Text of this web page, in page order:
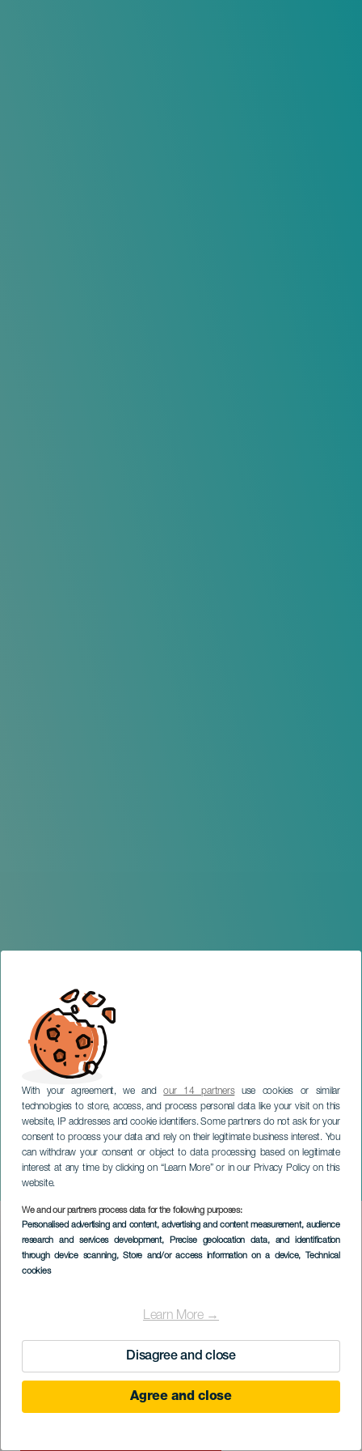
With your agreement, we andour 14 partnersuse cookies or similar
technologies to store, access, and process personal data like your visit on this
website, IP addresses and cookie identifiers. Some partners do not ask for your
consent to process your data and rely on their legitimate business interest. You
can withdraw your consent or object to data processing based on legitimate
interest at any time by clicking on “Learn More” or in our Privacy Policy on this
website.
We and our partners process data for the following purposes:
Personalised advertising and content, advertising and content measurement, audience
research and services development, Precise geolocation data, and identification
through device scanning, Store and/or access information on a device, Technical
cookies
Learn More →
Disagree and close
Agree and close
Playa Blanca Music Race
Night 2022
LANZAROTE
Imagen
Listado